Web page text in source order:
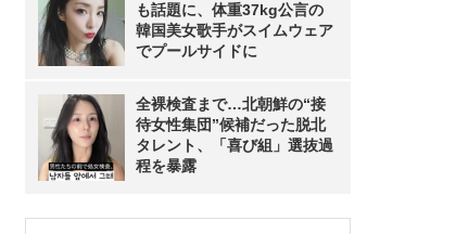
も話題に、体重37kg公言の
韓国美女歌手がスイムウェア
でプールサイドに
全裸検査まで…北朝鮮の“接
待女性集団”候補だった脱北
タレント、「喜び組」選抜過
程を暴露